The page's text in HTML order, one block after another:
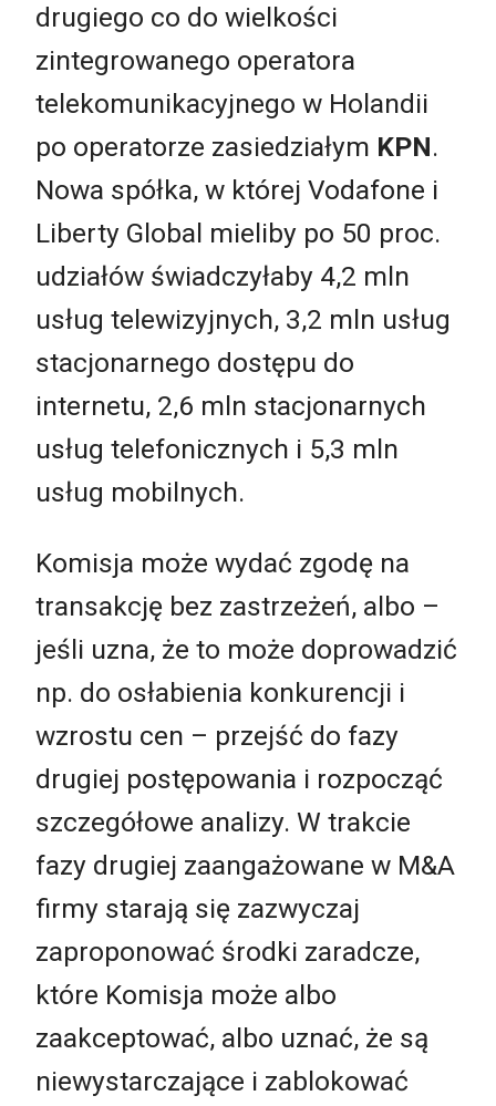
drugiego co do wielkości
zintegrowanego operatora
telekomunikacyjnego w Holandii
po operatorze zasiedziałym KPN.
Nowa spółka, w której Vodafone i
Liberty Global mieliby po 50 proc.
udziałów świadczyłaby 4,2 mln
usług telewizyjnych, 3,2 mln usług
stacjonarnego dostępu do
internetu, 2,6 mln stacjonarnych
usług telefonicznych i 5,3 mln
usług mobilnych.
Komisja może wydać zgodę na
transakcję bez zastrzeżeń, albo –
jeśli uzna, że to może doprowadzić
np. do osłabienia konkurencji i
wzrostu cen – przejść do fazy
drugiej postępowania i rozpocząć
szczegółowe analizy. W trakcie
fazy drugiej zaangażowane w M&A
firmy starają się zazwyczaj
zaproponować środki zaradcze,
które Komisja może albo
zaakceptować, albo uznać, że są
niewystarczające i zablokować